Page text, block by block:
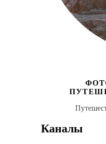
Каналы